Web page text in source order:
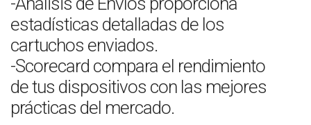
estadísticas detalladas de los
cartuchos enviados.
-Scorecard compara el rendimiento
de tus dispositivos con las mejores
prácticas del mercado.